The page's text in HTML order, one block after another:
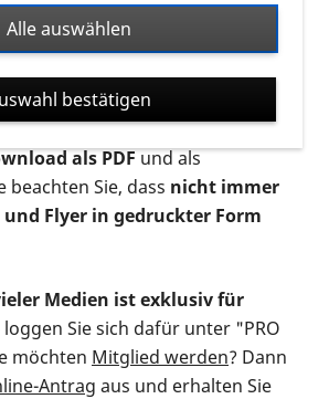
Formatfilter, um ausschließlich
Audios oder Videos zu
Flyer und Broschüren werden in
angeboten: zur
als gedruckte Variante
als PDFund als
beachten Sie, dass nicht immer
Flyer in gedruckter Form
Medien ist exklusiv für
loggen Sie sich dafür unter "PRO
möchten Mitglied werden? Dann
Antrag aus und erhalten Sie
Alle auswählen
bestätigen